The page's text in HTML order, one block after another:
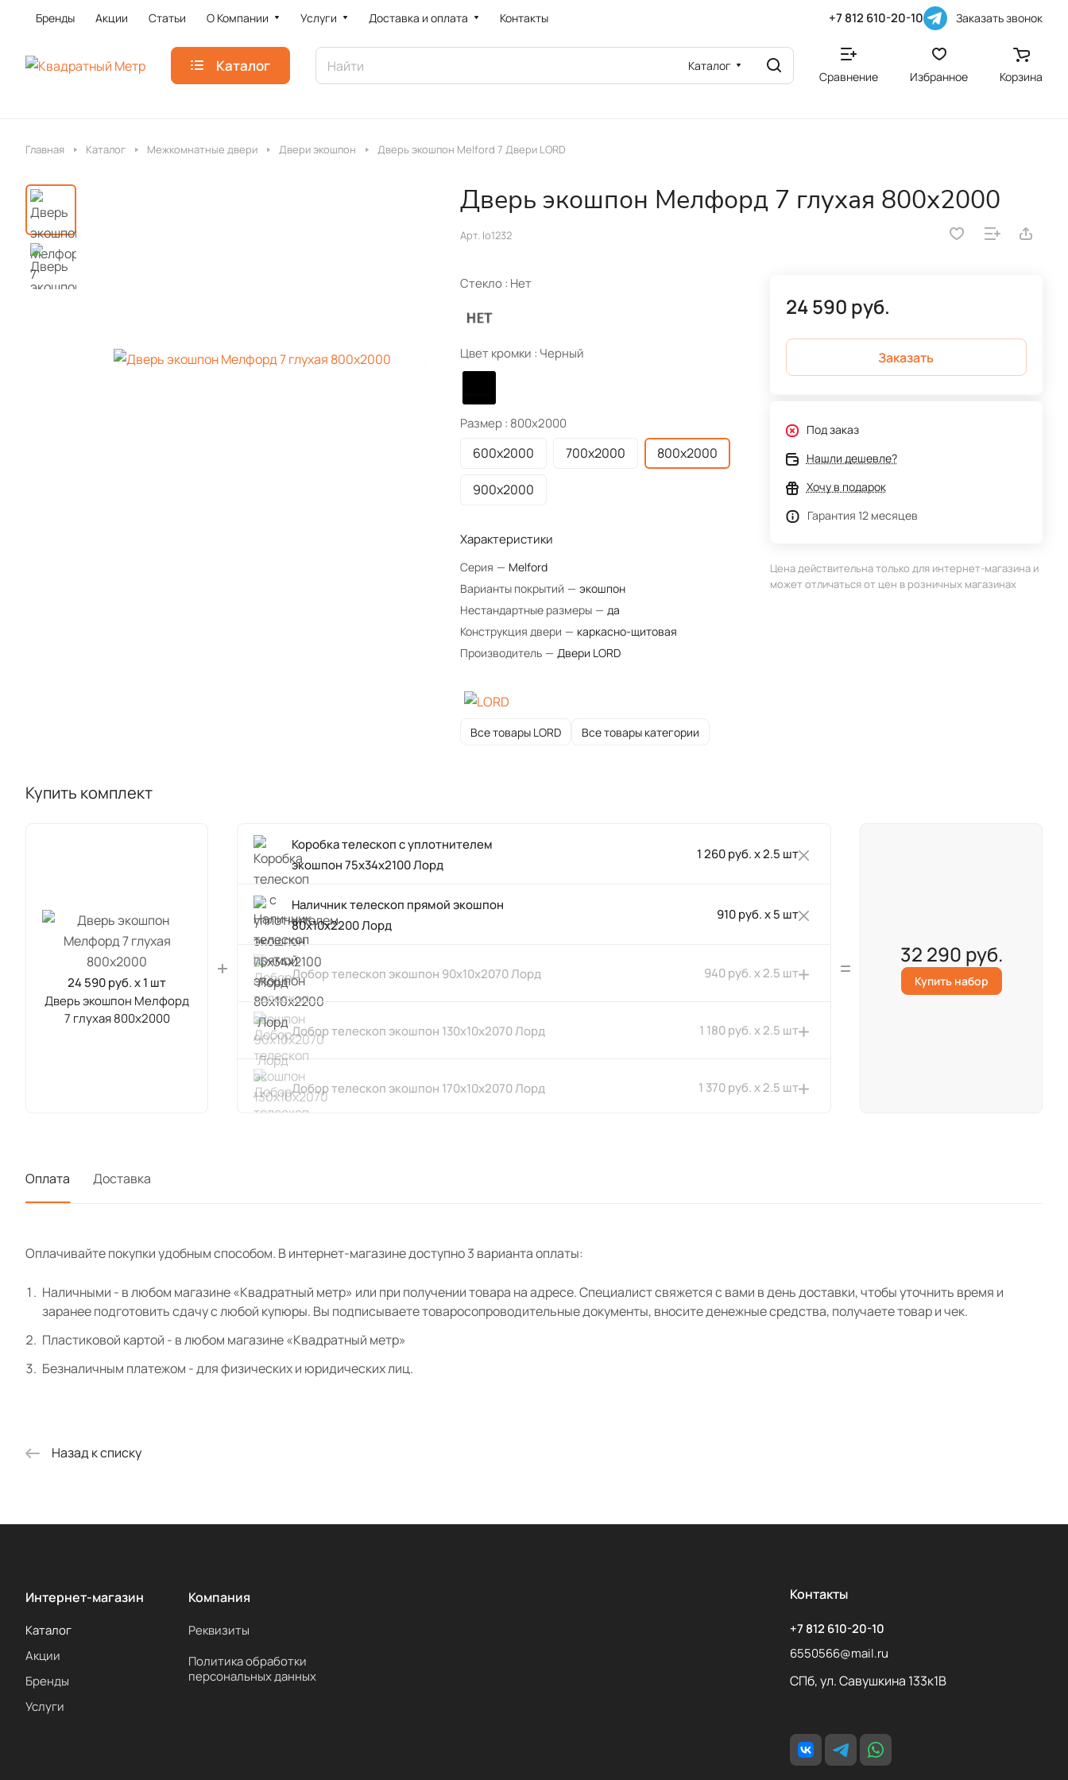
Бренды Акции Статьи О Компании Услуги Доставка и оплата Контакты +7 812 610-20-10 Заказать звонок
Каталог Каталог
Сравнение Избранное Корзина
Главная Каталог Межкомнатные двери Двери экошпон Дверь экошпон Melford 7 Двери LORD
Дверь экошпон Мелфорд 7 глухая 800х2000
Арт. lo1232
Стекло : Нет
Цвет кромки : Черный
Размер : 800х2000
600х2000 700х2000 800х2000
900х2000
Характеристики
Серия — Melford
Варианты покрытий — экошпон
Нестандартные размеры — да
Конструкция двери — каркасно-щитовая
Производитель — Двери LORD
Все товары LORD Все товары категории
24 590 руб.
Заказать
Под заказ
Нашли дешевле?
Хочу в подарок
Гарантия 12 месяцев
Цена действительна только для интернет-магазина и
может отличаться от цен в розничных магазинах
Купить комплект
24 590 руб. x 1 шт
Дверь экошпон Мелфорд
7 глухая 800х2000
Коробка телескоп с уплотнителем
экошпон 75х34х2100 Лорд
1 260 руб. x 2.5 шт
Наличник телескоп прямой экошпон
80х10х2200 Лорд
910 руб. x 5 шт
Добор телескоп экошпон 90х10х2070 Лорд 940 руб. x 2.5 шт
Добор телескоп экошпон 130х10х2070 Лорд 1 180 руб. x 2.5 шт
Добор телескоп экошпон 170х10х2070 Лорд 1 370 руб. x 2.5 шт
Розетка экошпон 80х80 Лорд
Цоколь экошпон 80х210 Лорд 840 руб. x 2 шт
32 290 руб.
Купить набор
Оплата Доставка
Оплачивайте покупки удобным способом. В интернет-магазине доступно 3 варианта оплаты:
Наличными - в любом магазине «Квадратный метр» или при получении товара на адресе. Специалист свяжется с вами в день доставки, чтобы уточнить время и
заранее подготовить сдачу с любой купюры. Вы подписываете товаросопроводительные документы, вносите денежные средства, получаете товар и чек.
Пластиковой картой - в любом магазине «Квадратный метр»
Безналичным платежом - для физических и юридических лиц.
Назад к списку
Интернет-магазин
Каталог
Акции
Бренды
Услуги
Компания
Реквизиты
Политика обработки
персональных данных
Контакты
+7 812 610-20-10
6550566@mail.ru
СПб, ул. Савушкина 133к1В